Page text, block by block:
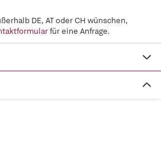
DE, AT oder CH wünschen,
für eine Anfrage.